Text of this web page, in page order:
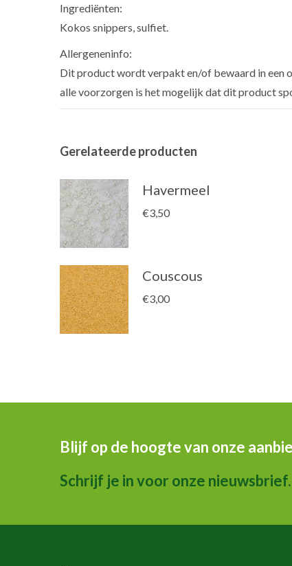
Ingrediënten:
Kokos snippers, sulfiet.
Allergeneninfo:
Dit product wordt verpakt en/of bewaard in een
alle voorzorgen is het mogelijk dat dit product
Gerelateerde producten
Havermeel
€3,50
Couscous
€3,00
Blijf op de hoogte van onze
Schrijf je in voor onze nieuwsbrief.